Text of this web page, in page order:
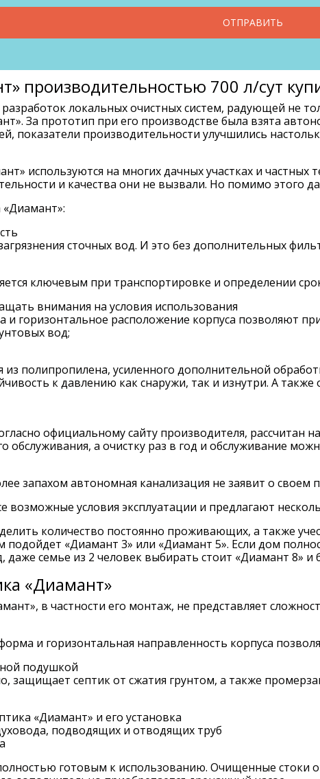
ОТПРАВИТЬ
производительностью 700 л/сут
локальных очистных систем, радующей не
За прототип при его производстве была взята
показатели производительности улучшились
используются на многих дачных участках и частных
и качества они не вызвали. Но помимо этого
сточных вод. И это без дополнительных
ключевым при транспортировке и определении
внимания на условия использования
и горизонтальное расположение корпуса позволяют
вод;
из полипропилена, усиленного дополнительной
к давлению как снаружи, так и изнутри. А
официальному сайту производителя, рассчитан
обслуживания, а очистку раз в год и обслуживание
запахом автономная канализация не заявит о своем
возможные условия эксплуатации и предлагают
количество постоянно проживающих, а также
«Диамант 3» или «Диамант 5». Если дом
даже семье из 2 человек выбирать стоит «Диамант 8»
«Диамант»
в частности его монтаж, не представляет
и горизонтальная направленность корпуса
подушкой
защищает септик от сжатия грунтом, а также
«Диамант» и его установка
подводящих и отводящих труб
готовым к использованию. Очищенные стоки